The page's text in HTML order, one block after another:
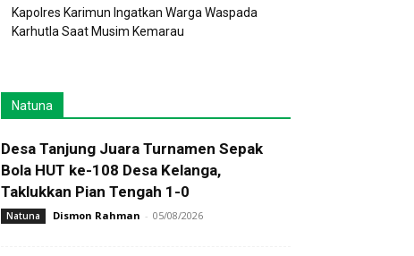
Kapolres Karimun Ingatkan Warga Waspada
Karhutla Saat Musim Kemarau
Natuna
Desa Tanjung Juara Turnamen Sepak
Bola HUT ke-108 Desa Kelanga,
Taklukkan Pian Tengah 1-0
Natuna Dismon Rahman - 05/08/2026